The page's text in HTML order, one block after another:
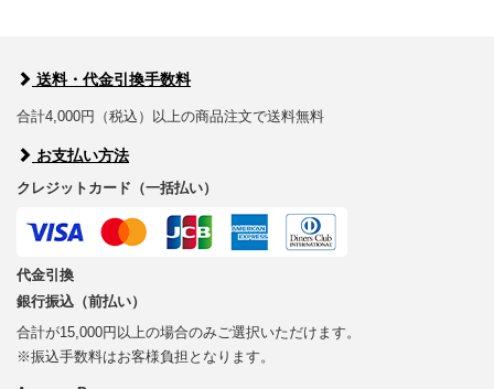
送料・代金引換手数料
合計4,000円（税込）以上の商品注文で送料無料
お支払い方法
クレジットカード（一括払い）
代金引換
銀行振込（前払い）
合計が15,000円以上の場合のみご選択いただけます。
※振込手数料はお客様負担となります。